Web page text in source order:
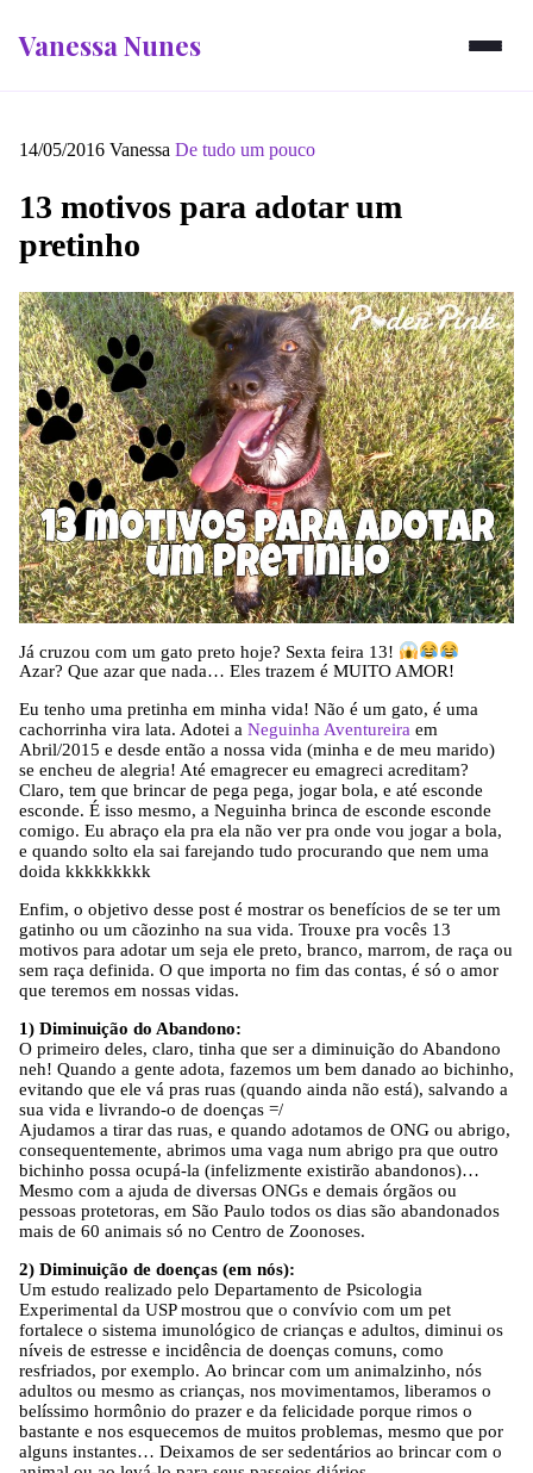
Vanessa Nunes
14/05/2016 Vanessa De tudo um pouco
13 motivos para adotar um
pretinho
Já cruzou com um gato preto hoje? Sexta feira 13!
Azar? Que azar que nada… Eles trazem é MUITO AMOR!
Eu tenho uma pretinha em minha vida! Não é um gato, é uma
cachorrinha vira lata. Adotei a Neguinha Aventureira em
Abril/2015 e desde então a nossa vida (minha e de meu marido)
se encheu de alegria! Até emagrecer eu emagreci acreditam?
Claro, tem que brincar de pega pega, jogar bola, e até esconde
esconde. É isso mesmo, a Neguinha brinca de esconde esconde
comigo. Eu abraço ela pra ela não ver pra onde vou jogar a bola,
e quando solto ela sai farejando tudo procurando que nem uma
doida kkkkkkkkk
Enfim, o objetivo desse post é mostrar os benefícios de se ter um
gatinho ou um cãozinho na sua vida. Trouxe pra vocês 13
motivos para adotar um seja ele preto, branco, marrom, de raça ou
sem raça definida. O que importa no fim das contas, é só o amor
que teremos em nossas vidas.
1) Diminuição do Abandono:
O primeiro deles, claro, tinha que ser a diminuição do Abandono
neh! Quando a gente adota, fazemos um bem danado ao bichinho,
evitando que ele vá pras ruas (quando ainda não está), salvando a
sua vida e livrando-o de doenças =/
Ajudamos a tirar das ruas, e quando adotamos de ONG ou abrigo,
consequentemente, abrimos uma vaga num abrigo pra que outro
bichinho possa ocupá-la (infelizmente existirão abandonos)…
Mesmo com a ajuda de diversas ONGs e demais órgãos ou
pessoas protetoras, em São Paulo todos os dias são abandonados
mais de 60 animais só no Centro de Zoonoses.
2) Diminuição de doenças (em nós):
Um estudo realizado pelo Departamento de Psicologia
Experimental da USP mostrou que o convívio com um pet
fortalece o sistema imunológico de crianças e adultos, diminui os
níveis de estresse e incidência de doenças comuns, como
resfriados, por exemplo. Ao brincar com um animalzinho, nós
adultos ou mesmo as crianças, nos movimentamos, liberamos o
belíssimo hormônio do prazer e da felicidade porque rimos o
bastante e nos esquecemos de muitos problemas, mesmo que por
alguns instantes… Deixamos de ser sedentários ao brincar com o